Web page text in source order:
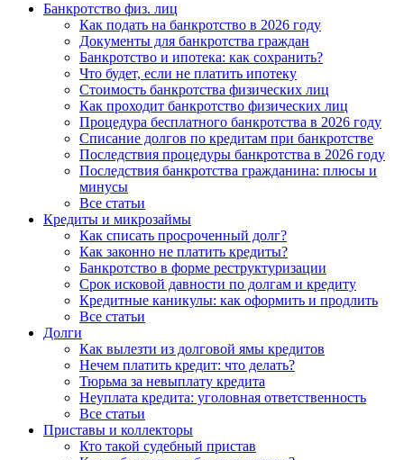
Банкротство физ. лиц
Как подать на банкротство в 2026 году
Документы для банкротства граждан
Банкротство и ипотека: как сохранить?
Что будет, если не платить ипотеку
Стоимость банкротства физических лиц
Как проходит банкротство физических лиц
Процедура бесплатного банкротства в 2026 году
Списание долгов по кредитам при банкротстве
Последствия процедуры банкротства в 2026 году
Последствия банкротства гражданина: плюсы и
минусы
Все статьи
Кредиты и микрозаймы
Как списать просроченный долг?
Как законно не платить кредиты?
Банкротство в форме реструктуризации
Срок исковой давности по долгам и кредиту
Кредитные каникулы: как оформить и продлить
Все статьи
Долги
Как вылезти из долговой ямы кредитов
Нечем платить кредит: что делать?
Тюрьма за невыплату кредита
Неуплата кредита: уголовная ответственность
Все статьи
Приставы и коллекторы
Кто такой судебный пристав